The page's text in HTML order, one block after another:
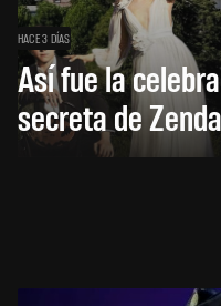
HACE 3 DÍAS
Así fue la
secreta de